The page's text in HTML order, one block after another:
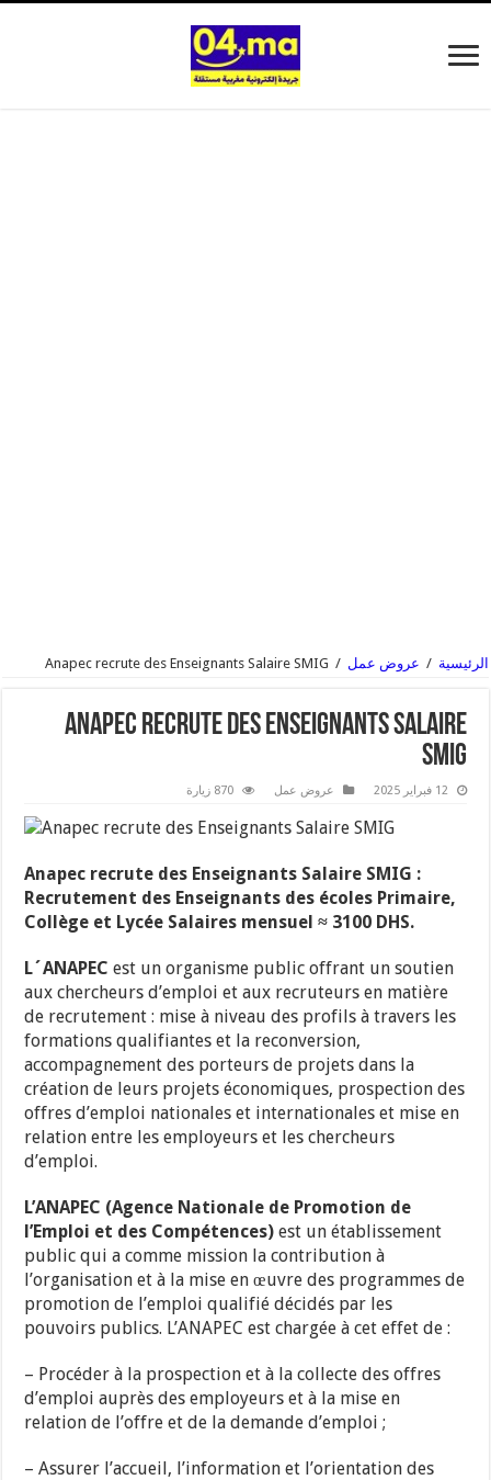
الرئيسية / عروض عمل /
Anapec recrute des Enseignants Salaire SMIG
Anapec recrute des Enseignants Salaire
SMIG
12 فبراير 2025 عروض عمل 870 زيارة
Anapec recrute des Enseignants Salaire SMIG :
Recrutement des Enseignants des écoles Primaire,
Collège et Lycée Salaires mensuel ≈ 3100 DHS.
L´ANAPEC est un organisme public offrant un soutien
aux chercheurs d’emploi et aux recruteurs en matière
de recrutement : mise à niveau des profils à travers les
formations qualifiantes et la reconversion,
accompagnement des porteurs de projets dans la
création de leurs projets économiques, prospection des
offres d’emploi nationales et internationales et mise en
relation entre les employeurs et les chercheurs
d’emploi.
L’ANAPEC (Agence Nationale de Promotion de
l’Emploi et des Compétences) est un établissement
public qui a comme mission la contribution à
l’organisation et à la mise en œuvre des programmes de
promotion de l’emploi qualifié décidés par les
pouvoirs publics. L’ANAPEC est chargée à cet effet de :
– Procéder à la prospection et à la collecte des offres
d’emploi auprès des employeurs et à la mise en
relation de l’offre et de la demande d’emploi ;
– Assurer l’accueil, l’information et l’orientation des